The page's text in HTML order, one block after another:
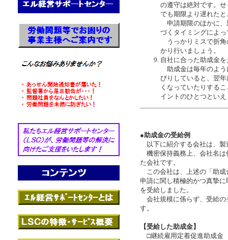
の遵守は絶対です。
でも期限より遅れた
申請期限のほかに、
づくタイミングによ
うっかりミスで折角
かり行いましょう。
自社に合った助成金
助成金は毎年のよう
びりしていると、翌
くなっていたりする
イントのひとつとい
●助成金の受給例
以下に紹介する会社は、製
機密保持義務上、会社名は
た会社です。
この会社は、上述の「助成
申請に関し積極的かつ真摯
を受給しました。
会社規模に係らず、受給の
す。
【受給した助成金】
□継続雇用定着促進助成金